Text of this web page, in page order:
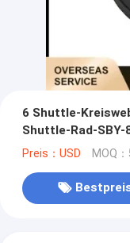
6 Shuttle-
Shuttle-Rad-SBY-
Preis：USD MOQ